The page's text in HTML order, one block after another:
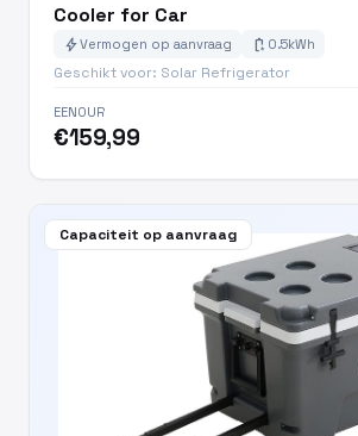
Cooler for Car
boltVermogen op aanvraag battery_charging_full 0.5kWh
Geschikt voor: Solar Refrigerator
EENOUR
€159,99
Capaciteit op aanvraag